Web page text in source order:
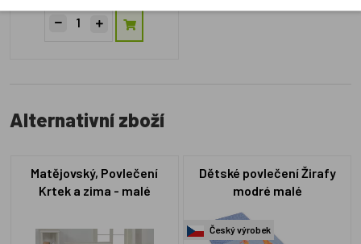
Alternativní zboží
Matějovský, Povlečení
Krtek a zima - malé
Dětské povlečení Žirafy
modré malé
Český výrobek